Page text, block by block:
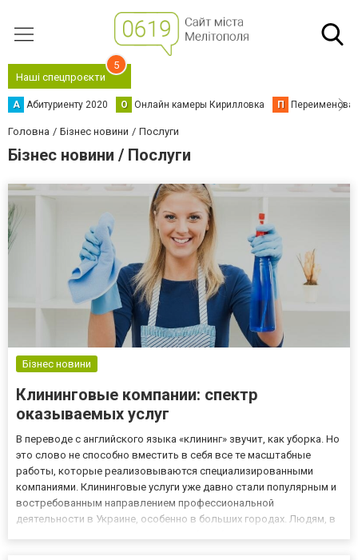
Наші спецпроєкти
5
А Абитуриенту 2020 О Онлайн камеры Кирилловка П
Головна Бізнес новини Послуги
Бізнес новини / Послуги
Бізнес новини
Клининговые компании: спектр
оказываемых услуг
В переводе с английского языка «клининг» звучит, как уборка. Но
это слово не способно вместить в себя все те масштабные
работы, которые реализовываются специализированными
компаниями. Клининговые услуги уже давно стали популярным и
востребованным направлением профессиональной
деятельности в Украине, особенно в больших городах. Людям, в